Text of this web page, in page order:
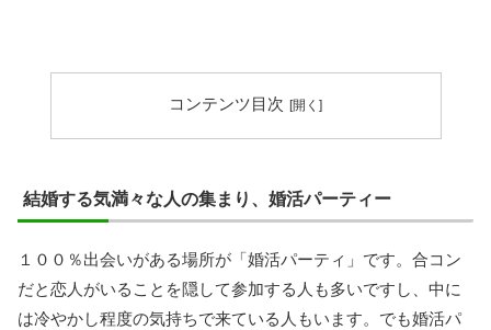
コンテンツ目次
結婚する気満々な人の集まり、婚活パーティー
１００％出会いがある場所が「婚活パーティ」です。合コン
だと恋人がいることを隠して参加する人も多いですし、中に
は冷やかし程度の気持ちで来ている人もいます。でも婚活パ